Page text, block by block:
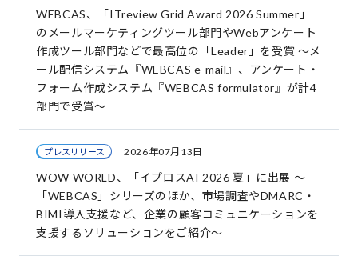
WEBCAS、「ITreview Grid Award 2026 Summer」
のメールマーケティングツール部門やWebアンケート
作成ツール部門などで最高位の「Leader」を受賞 ～メ
ール配信システム『WEBCAS e-mail』、アンケート・
フォーム作成システム『WEBCAS formulator』が計4
部門で受賞～
プレスリリース 2026年07月13日
WOW WORLD、「イプロスAI 2026 夏」に出展 ～
「WEBCAS」シリーズのほか、市場調査やDMARC・
BIMI導入支援など、企業の顧客コミュニケーションを
支援するソリューションをご紹介～